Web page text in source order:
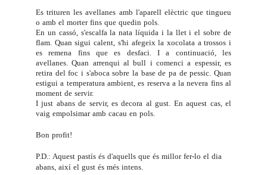
Es trituren les avellanes amb l'aparell elèctric que tingueu
o amb el morter fins que quedin pols.
En un cassó, s'escalfa la nata líquida i la llet i el sobre de
flam. Quan sigui calent, s'hi afegeix la xocolata a trossos i
es remena fins que es desfaci. I a continuació, les
avellanes. Quan arrenqui al bull i comenci a espessir, es
retira del foc i s'aboca sobre la base de pa de pessic. Quan
estigui a temperatura ambient, es reserva a la nevera fins al
moment de servir.
I just abans de servir, es decora al gust. En aquest cas, el
vaig empolsimar amb cacau en pols.
Bon profit!
P.D.: Aquest pastís és d'aquells que és millor fer-lo el dia
abans, així el gust és més intens.